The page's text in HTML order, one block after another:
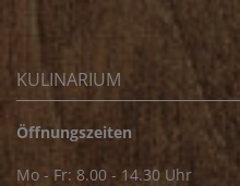
KULINARIUM
Öffnungszeiten
Mo - Fr: 8.00 - 14.30 Uhr